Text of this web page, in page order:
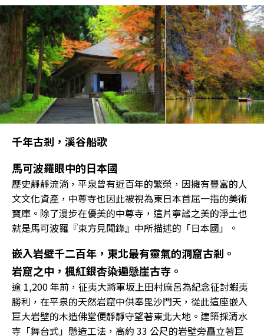
千年古剎，溪谷船歌
馬可波羅眼中的日本國
歷史靜靜流淌，平泉曾有近百年的繁榮，因擁有豐富的人
文文化資產，中尊寺也因此被視為東日本首屈一指的美術
寶庫。除了漫步在優美的中尊寺，這片寧謐之美的淨土也
就是馬可波羅『東方見聞錄』中所描述的「日本國」。
嵌入岩壁千二百年，東北最有靈氣的洞窟古剎。
岩窟之中，楓紅銀杏染遍懸崖古寺。
逾 1,200 年前，征夷大將軍坂上田村麻呂為紀念征討蝦夷
勝利，在平泉的天然岩窟中供奉毘沙門天，從此這座嵌入
巨大岩壁的木造佛堂便靜靜守望著東北大地。 建築採清水
寺「舞台式」懸造工法，高約 33 公尺的岩壁旁矗立著巨